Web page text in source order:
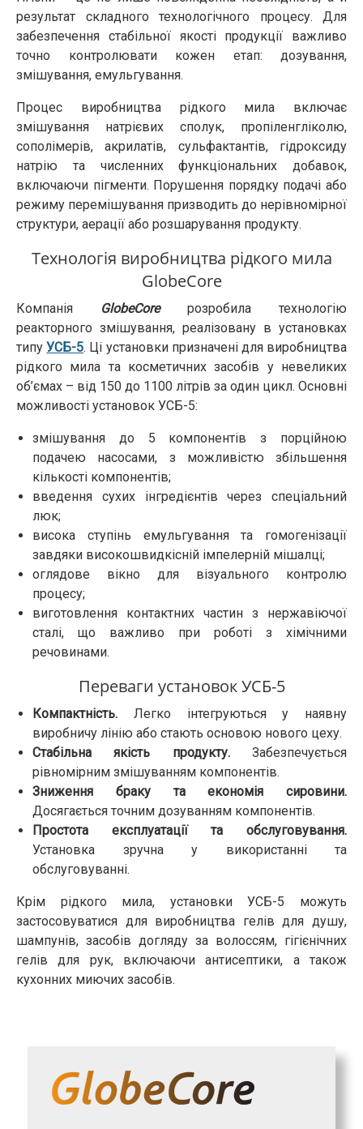
результат складного технологічного процесу. Для
забезпечення стабільної якості продукції важливо
точно контролювати кожен етап: дозування,
змішування, емульгування.
Процес виробництва рідкого мила включає
змішування натрієвих сполук, пропіленгліколю,
сополімерів, акрилатів, сульфактантів, гідроксиду
натрію та численних функціональних добавок,
включаючи пігменти. Порушення порядку подачі або
режиму перемішування призводить до нерівномірної
структури, аерації або розшарування продукту.
Технологія виробництва рідкого мила
GlobeCore
Компанія GlobeCoreрозробила технологію
реакторного змішування, реалізовану в установках
типуУСБ-5. Ці установки призначені для виробництва
рідкого мила та косметичних засобів у невеликих
об’ємах – від 150 до 1100 літрів за один цикл. Основні
можливості установок УСБ-5:
змішування до 5 компонентів з порційною
подачею насосами, з можливістю збільшення
кількості компонентів;
введення сухих інгредієнтів через спеціальний
люк;
висока ступінь емульгування та гомогенізації
завдяки високошвидкісній імпелерній мішалці;
оглядове вікно для візуального контролю
процесу;
виготовлення контактних частин з нержавіючої
сталі, що важливо при роботі з хімічними
речовинами.
Переваги установок УСБ-5
Компактність. Легко інтегруються у наявну
виробничу лінію або стають основою нового цеху.
Стабільна якість продукту.Забезпечується
рівномірним змішуванням компонентів.
Зниження браку та економія сировини.
Досягається точним дозуванням компонентів.
Простота експлуатації та обслуговування.
Установка зручна у використанні та
обслуговуванні.
Крім рідкого мила, установки УСБ-5 можуть
застосовуватися для виробництва гелів для душу,
шампунів, засобів догляду за волоссям, гігієнічних
гелів для рук, включаючи антисептики, а також
кухонних миючих засобів.